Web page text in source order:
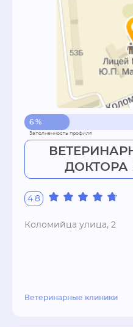
6 %
4.8
Коломийца улица, 2
Ветеринарные клиники